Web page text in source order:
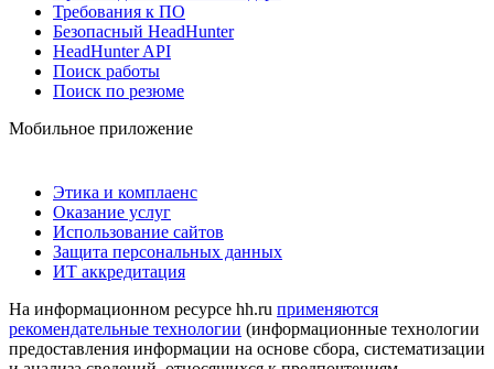
Требования к ПО
Безопасный HeadHunter
HeadHunter API
Поиск работы
Поиск по резюме
Мобильное приложение
Этика и комплаенс
Оказание услуг
Использование сайтов
Защита персональных данных
ИТ аккредитация
На информационном ресурсе hh.ru применяются
рекомендательные технологии (информационные технологии
предоставления информации на основе сбора, систематизации